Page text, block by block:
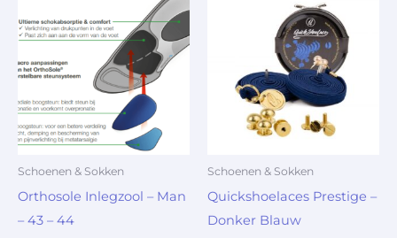
Schoenen & Sokken
Orthosole Inlegzool – Man
– 43 – 44
Schoenen & Sokken
Quickshoelaces Prestige –
Donker Blauw